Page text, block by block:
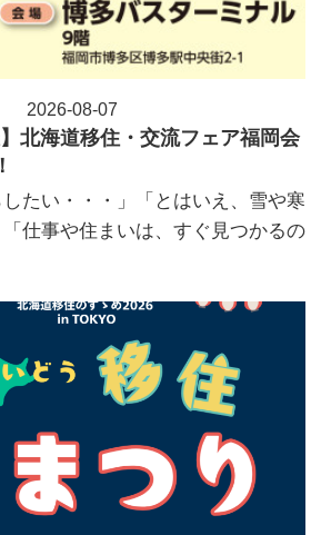
】北海道移住・交流フェア福岡会
したい・・・」「とはいえ、雪や寒
仕事や住まいは、すぐ見つかるの
投稿日
2026-08-07